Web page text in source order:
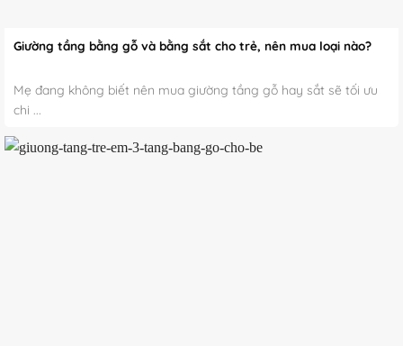
Giường tầng bằng gỗ và bằng sắt cho trẻ, nên mua loại nào?
Mẹ đang không biết nên mua giường tầng gỗ hay sắt sẽ tối ưu
chi ...